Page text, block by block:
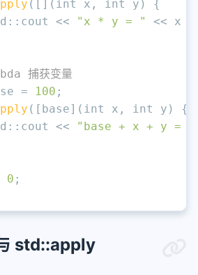
([]( int x, int
y) {
<<
"x * y = "
<< x
捕获变量
= 100 ;
([base]( int x, int
y) {
<<
"base + x + y = "
0 ;
std::apply